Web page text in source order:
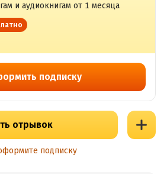
и аудиокнигам от 1 месяца
подписку
отрывок
подписку